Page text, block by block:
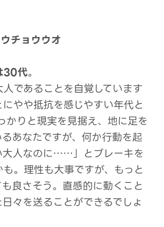
チョウウオ
30代。
であることを自覚しています
やや抵抗を感じやすい年代と
かりと現実を見据え、地に足を
あなたですが、何か行動を起
大人なのに……」とブレーキを
。理性も大事ですが、もっと
良さそう。直感的に動くこと
々を送ることができるでしょ